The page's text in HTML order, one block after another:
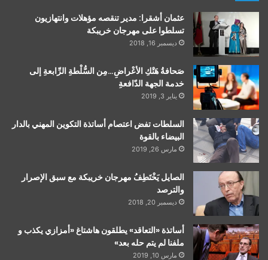
عثمان أشقرا: مدير تنقصه مؤهلات وانتهازيون
تسلطوا على مهرجان خريبكة
ديسمبر 16, 2018
صَحافةُ هَتْكِ الأعْراضِ…مِن السُّلْطةِ الرِّابعةِ إلى
خدمة الجهة الدّافعةِ
يناير 3, 2019
السلطات تفض اعتصام أساتذة التكوين المهني بالدار
البيضاء بالقوة
مارس 26, 2019
الصايل يَخْتَطِفُ مهرجان خريبكة مع سبق الإصرار
والترصد
ديسمبر 20, 2018
أساتذة «التعاقد» يطلقون هاشتاغ «أمزازي يكذب و
ملفنا لم يتم حله بعد»
مارس 10, 2019